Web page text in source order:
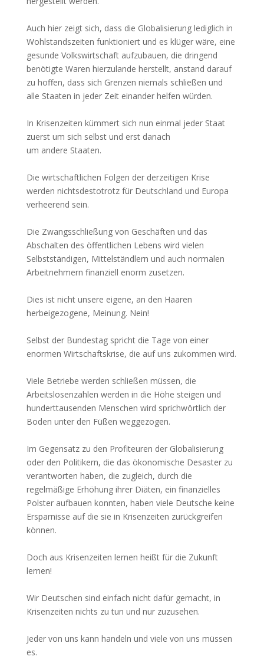
Auch hier zeigt sich, dass die Globalisierung lediglich in
Wohlstandszeiten funktioniert und es klüger wäre, eine
gesunde Volkswirtschaft aufzubauen, die dringend
benötigte Waren hierzulande herstellt, anstand darauf
zu hoffen, dass sich Grenzen niemals schließen und
alle Staaten in jeder Zeit einander helfen würden.
In Krisenzeiten kümmert sich nun einmal jeder Staat
zuerst um sich selbst und erst danach
um andere Staaten.
Die wirtschaftlichen Folgen der derzeitigen Krise
werden nichtsdestotrotz für Deutschland und Europa
verheerend sein.
Die Zwangsschließung von Geschäften und das
Abschalten des öffentlichen Lebens wird vielen
Selbstständigen, Mittelständlern und auch normalen
Arbeitnehmern finanziell enorm zusetzen.
Dies ist nicht unsere eigene, an den Haaren
herbeigezogene, Meinung. Nein!
Selbst der Bundestag spricht die Tage von einer
enormen Wirtschaftskrise, die auf uns zukommen wird.
Viele Betriebe werden schließen müssen, die
Arbeitslosenzahlen werden in die Höhe steigen und
hunderttausenden Menschen wird sprichwörtlich der
Boden unter den Füßen weggezogen.
Im Gegensatz zu den Profiteuren der Globalisierung
oder den Politikern, die das ökonomische Desaster zu
verantworten haben, die zugleich, durch die
regelmäßige Erhöhung ihrer Diäten, ein finanzielles
Polster aufbauen konnten, haben viele Deutsche keine
Ersparnisse auf die sie in Krisenzeiten zurückgreifen
können.
Doch aus Krisenzeiten lernen heißt für die Zukunft
lernen!
Wir Deutschen sind einfach nicht dafür gemacht, in
Krisenzeiten nichts zu tun und nur zuzusehen.
Jeder von uns kann handeln und viele von uns müssen
es.